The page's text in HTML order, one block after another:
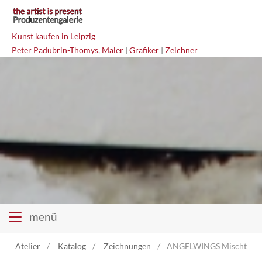
Kunst kaufen in Leipzig
Peter Padubrin-Thomys, Maler | Grafiker | Zeichner
menü
Atelier Katalog Zeichnungen ANGELWINGS